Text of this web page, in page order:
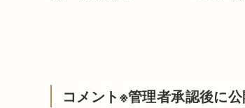
コメント※管理者承認後に